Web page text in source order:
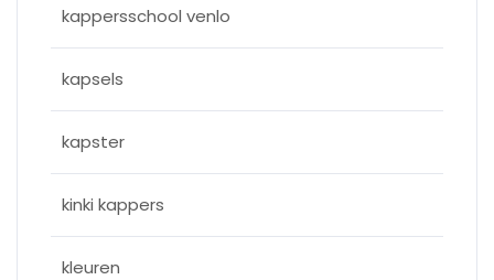
kappersschool venlo
kapsels
kapster
kinki kappers
kleuren